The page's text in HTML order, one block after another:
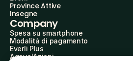
Province Attive
Insegne
Company
Spesa su smartphone
Modalità di pagamento
Everli Plus
AgevolAzioni